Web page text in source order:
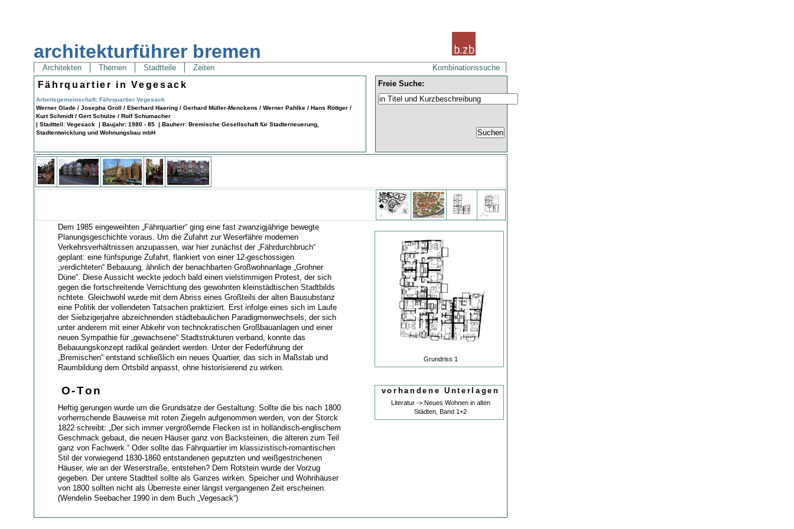
architekturführer bremen
Architekten Themen Stadtteile Zeiten Kombinationssuche
Fährquartier in Vegesack
Arbeitsgemeinschaft: Fährquartier Vegesack
Werner Glade / Josepha Groll / Eberhard Haering / Gerhard Müller-Menckens / Werner Pahlke / Hans Röttger /
Kurt Schmidt / Gert Schulze / Rolf Schumacher
| Stadtteil: Vegesack | Baujahr: 1980 - 85 | Bauherr: Bremische Gesellschaft für Stadterneuerung,
Stadtentwicklung und Wohnungsbau mbH
Freie Suche:
Grundriss 1
vorhandene Unterlagen
Literatur -> Neues Wohnen in alten
Städten, Band 1+2
Dem 1985 eingeweihten „Fährquartier“ ging eine fast zwanzigjährige bewegte
Planungsgeschichte voraus. Um die Zufahrt zur Weserfähre modernen
Verkehrsverhältnissen anzupassen, war hier zunächst der „Fährdurchbruch“
geplant: eine fünfspurige Zufahrt, flankiert von einer 12-geschossigen
„verdichteten“ Bebauung, ähnlich der benachbarten Großwohnanlage „Grohner
Düne“. Diese Aussicht weckte jedoch bald einen vielstimmigen Protest, der sich
gegen die fortschreitende Vernichtung des gewohnten kleinstädtischen Stadtbilds
richtete. Gleichwohl wurde mit dem Abriss eines Großteils der alten Bausubstanz
eine Politik der vollendeten Tatsachen praktiziert. Erst infolge eines sich im Laufe
der Siebzigerjahre abzeichnenden städtebaulichen Paradigmenwechsels, der sich
unter anderem mit einer Abkehr von technokratischen Großbauanlagen und einer
neuen Sympathie für „gewachsene“ Stadtstrukturen verband, konnte das
Bebauungskonzept radikal geändert werden. Unter der Federführung der
„Bremischen“ entstand schließlich ein neues Quartier, das sich in Maßstab und
Raumbildung dem Ortsbild anpasst, ohne historisierend zu wirken.
O-Ton
Heftig gerungen wurde um die Grundsätze der Gestaltung: Sollte die bis nach 1800
vorherrschende Bauweise mit roten Ziegeln aufgenommen werden, von der Storck
1822 schreibt: „Der sich immer vergrößernde Flecken ist in holländisch-englischem
Geschmack gebaut, die neuen Häuser ganz von Backsteinen, die älteren zum Teil
ganz von Fachwerk.“ Oder sollte das Fährquartier im klassizistisch-romantischen
Stil der vorwiegend 1830-1860 entstandenen geputzten und weißgestrichenen
Häuser, wie an der Weserstraße, entstehen? Dem Rotstein wurde der Vorzug
gegeben. Der untere Stadtteil sollte als Ganzes wirken. Speicher und Wohnhäuser
von 1800 sollten nicht als Überreste einer längst vergangenen Zeit erscheinen.
(Wendelin Seebacher 1990 in dem Buch „Vegesack“)